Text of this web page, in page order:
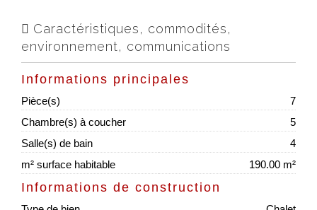
Caractéristiques, commodités,
environnement, communications
Informations principales
Pièce(s)
7
Chambre(s) à coucher
5
Salle(s) de bain
4
m² surface habitable
190.00 m²
Informations de construction